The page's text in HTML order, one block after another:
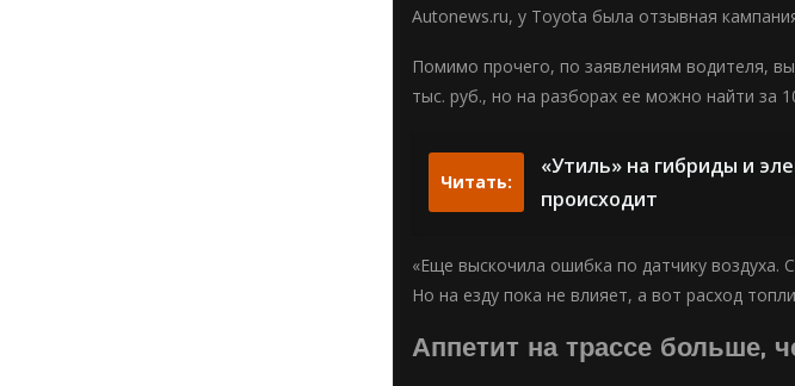
Autonews.ru, у Toyota была отзывная
Помимо прочего, по заявлениям водителя,
тыс. руб., но на разборах ее можно найти за
Читать:
«Утиль» на гибриды и
происходит
«Еще выскочила ошибка по датчику
Но на езду пока не влияет, а вот расход
Аппетит на трассе больше,